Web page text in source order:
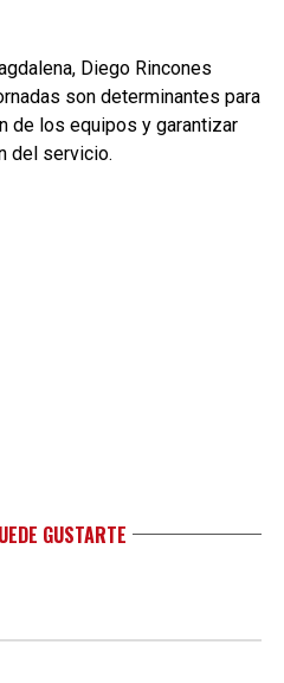
Diego Rincones
son determinantes para
de los equipos y garantizar
del servicio.
GUSTARTE